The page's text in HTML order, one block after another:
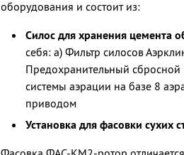
оборудования и состоит из:
Силос для хранения цемента
себя: а) Фильтр силосов
Предохранительный
системы аэрации на базе 8
приводом
Установка для фасовки